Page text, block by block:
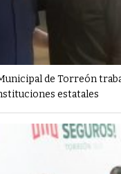
de Torreón
estatales